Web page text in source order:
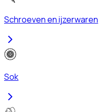
Schroeven en ijzerwaren
Sok